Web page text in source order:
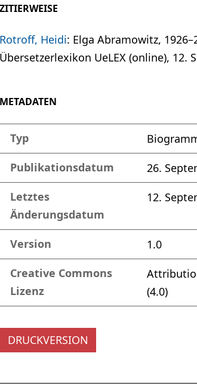
ZITIERWEISE
Rotroff, Heidi: Elga Abramowitz,
Übersetzerlexikon UeLEX (online), 12.
METADATEN
Typ
Publikationsdatum 26.
Letztes
Änderungsdatum
12.
Version 1.0
Creative Commons
Lizenz
(4.0)
DRUCKVERSION